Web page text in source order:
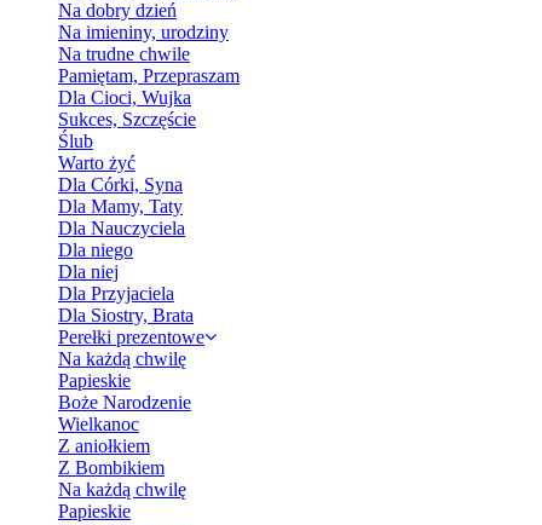
Na dobry dzień
Na imieniny, urodziny
Na trudne chwile
Pamiętam, Przepraszam
Dla Cioci, Wujka
Sukces, Szczęście
Ślub
Warto żyć
Dla Córki, Syna
Dla Mamy, Taty
Dla Nauczyciela
Dla niego
Dla niej
Dla Przyjaciela
Dla Siostry, Brata
Perełki prezentowe
Na każdą chwilę
Papieskie
Boże Narodzenie
Wielkanoc
Z aniołkiem
Z Bombikiem
Na każdą chwilę
Papieskie